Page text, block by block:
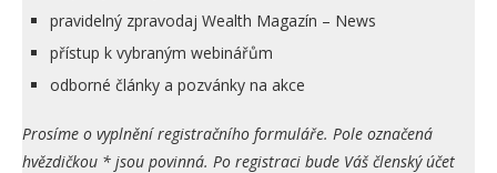
pravidelný zpravodaj Wealth Magazín – News
přístup k vybraným webinářům
odborné články a pozvánky na akce
Prosíme o vyplnění registračního formuláře. Pole označená
hvězdičkou * jsou povinná. Po registraci bude Váš členský účet